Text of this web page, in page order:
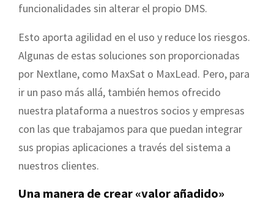
funcionalidades sin alterar el propio DMS.
Esto aporta agilidad en el uso y reduce los riesgos.
Algunas de estas soluciones son proporcionadas
por Nextlane, como MaxSat o MaxLead. Pero, para
ir un paso más allá, también hemos ofrecido
nuestra plataforma a nuestros socios y empresas
con las que trabajamos para que puedan integrar
sus propias aplicaciones a través del sistema a
nuestros clientes.
Una manera de crear «valor añadido»